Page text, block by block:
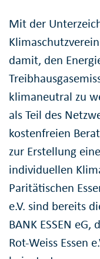
Mit der
damit, den
klimaneutral zu
als Teil des
kostenfreien
zur Erstellung
individuellen
Paritätischen
e.V. sind bereits
BANK ESSEN
Rot-Weiss Essen